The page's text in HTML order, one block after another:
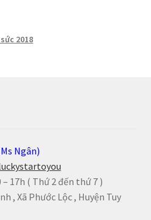
2018
Ngân)
– 17h ( Thứ 2 đến thứ 7 )
, Xã Phước Lộc , Huyện Tuy